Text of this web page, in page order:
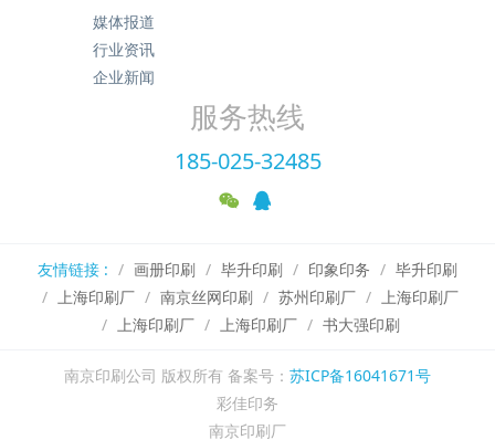
媒体报道
行业资讯
企业新闻
服务热线
185-025-32485
友情链接 : 画册印刷 毕升印刷 印象印务
毕升印刷
上海印刷厂
南京丝网印刷 苏州印刷厂
上海印刷厂
上海印刷厂
上海印刷厂 书大强印刷
南京印刷公司 版权所有 备案号： 苏ICP备16041671号
彩佳印务
南京印刷厂